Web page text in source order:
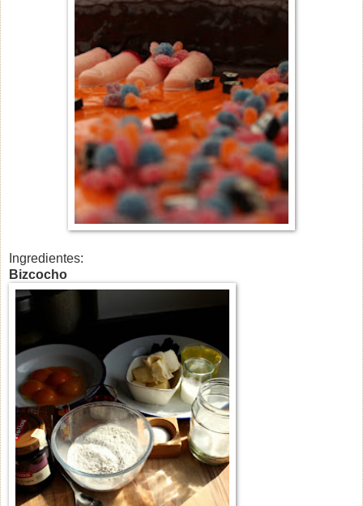
Ingredientes:
Bizcocho